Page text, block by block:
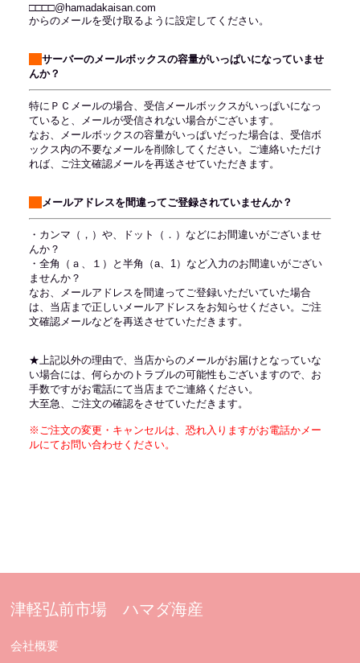
□□□□@hamadakaisan.com
からのメールを受け取るように設定してください。
サーバーのメールボックスの容量がいっぱいになっていませ
んか？
特にＰＣメールの場合、受信メールボックスがいっぱいになっ
ていると、メールが受信されない場合がございます。
なお、メールボックスの容量がいっぱいだった場合は、受信ボ
ックス内の不要なメールを削除してください。ご連絡いただけ
れば、ご注文確認メールを再送させていただきます。
メールアドレスを間違ってご登録されていませんか？
・カンマ（，）や、ドット（．）などにお間違いがございませ
んか？
・全角（ａ、１）と半角（a、1）など入力のお間違いがござい
ませんか？
なお、メールアドレスを間違ってご登録いただいていた場合
は、当店まで正しいメールアドレスをお知らせください。ご注
文確認メールなどを再送させていただきます。
★上記以外の理由で、当店からのメールがお届けとなっていな
い場合には、何らかのトラブルの可能性もございますので、お
手数ですがお電話にて当店までご連絡ください。
大至急、ご注文の確認をさせていただきます。
※ご注文の変更・キャンセルは、恐れ入りますがお電話かメー
ルにてお問い合わせください。
津軽弘前市場 ハマダ海産
会社概要